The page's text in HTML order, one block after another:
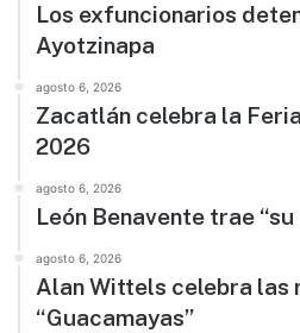
Los exfuncionarios
Ayotzinapa
agosto 6, 2026
Zacatlán celebra la
2026
agosto 6, 2026
León Benavente trae
agosto 6, 2026
Alan Wittels celebra las
“Guacamayas”